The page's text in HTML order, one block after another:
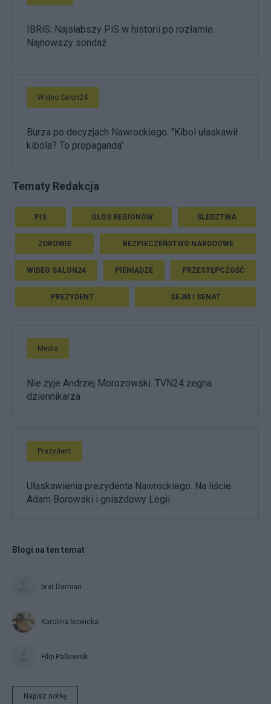
IBRiS: Najsłabszy PiS w historii po rozłamie.
Najnowszy sondaż
Wideo Salon24
Burza po decyzjach Nawrockiego. "Kibol ułaskawił
kibola? To propaganda"
Tematy Redakcja
PIS GŁOS REGIONÓW ŚLEDZTWA
ZDROWIE BEZPIECZEŃSTWO NARODOWE
WIDEO SALON24 PIENIĄDZE PRZESTĘPCZOŚĆ
PREZYDENT SEJM I SENAT
Media
Nie żyje Andrzej Morozowski. TVN24 żegna
dziennikarza
Prezydent
Ułaskawienia prezydenta Nawrockiego. Na liście
Adam Borowski i gniazdowy Legii
Blogi na ten temat
brat Damian
Karolina Nowicka
Filip Palkowski
Napisz notkę